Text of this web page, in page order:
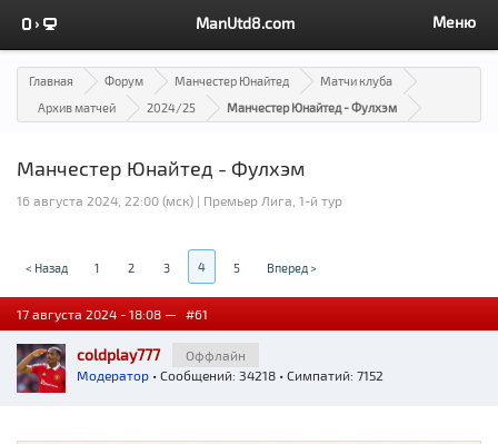
ManUtd8.com Меню
Главная Форум Манчестер Юнайтед
Матчи клуба
Архив матчей
2024/25 Манчестер Юнайтед - Фулхэм
Манчестер Юнайтед - Фулхэм
16 августа 2024, 22:00 (мск) | Премьер Лига, 1-й тур
< Назад 1 2 3 4 5 Вперед >
17 августа 2024 - 18:08 — #61
coldplay777
Оффлайн
Модератор • Сообщений: 34218 • Симпатий: 7152